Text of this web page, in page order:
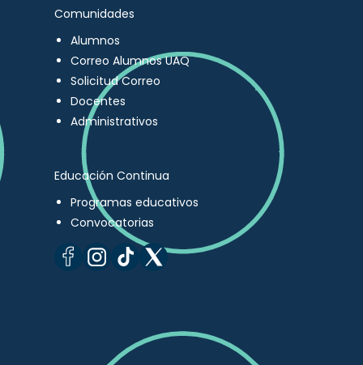
Comunidades
Alumnos
Correo Alumnos UAQ
Solicitud Correo
Docentes
Administrativos
Educación Continua
Programas educativos
Convocatorias